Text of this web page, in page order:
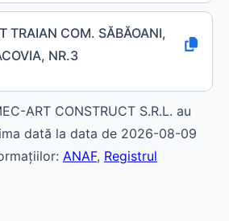
TRAIAN COM. SĂBĂOANI,
NR.3
ART CONSTRUCT S.R.L. au
dată la data de 2026-08-09
ANAF, Registrul